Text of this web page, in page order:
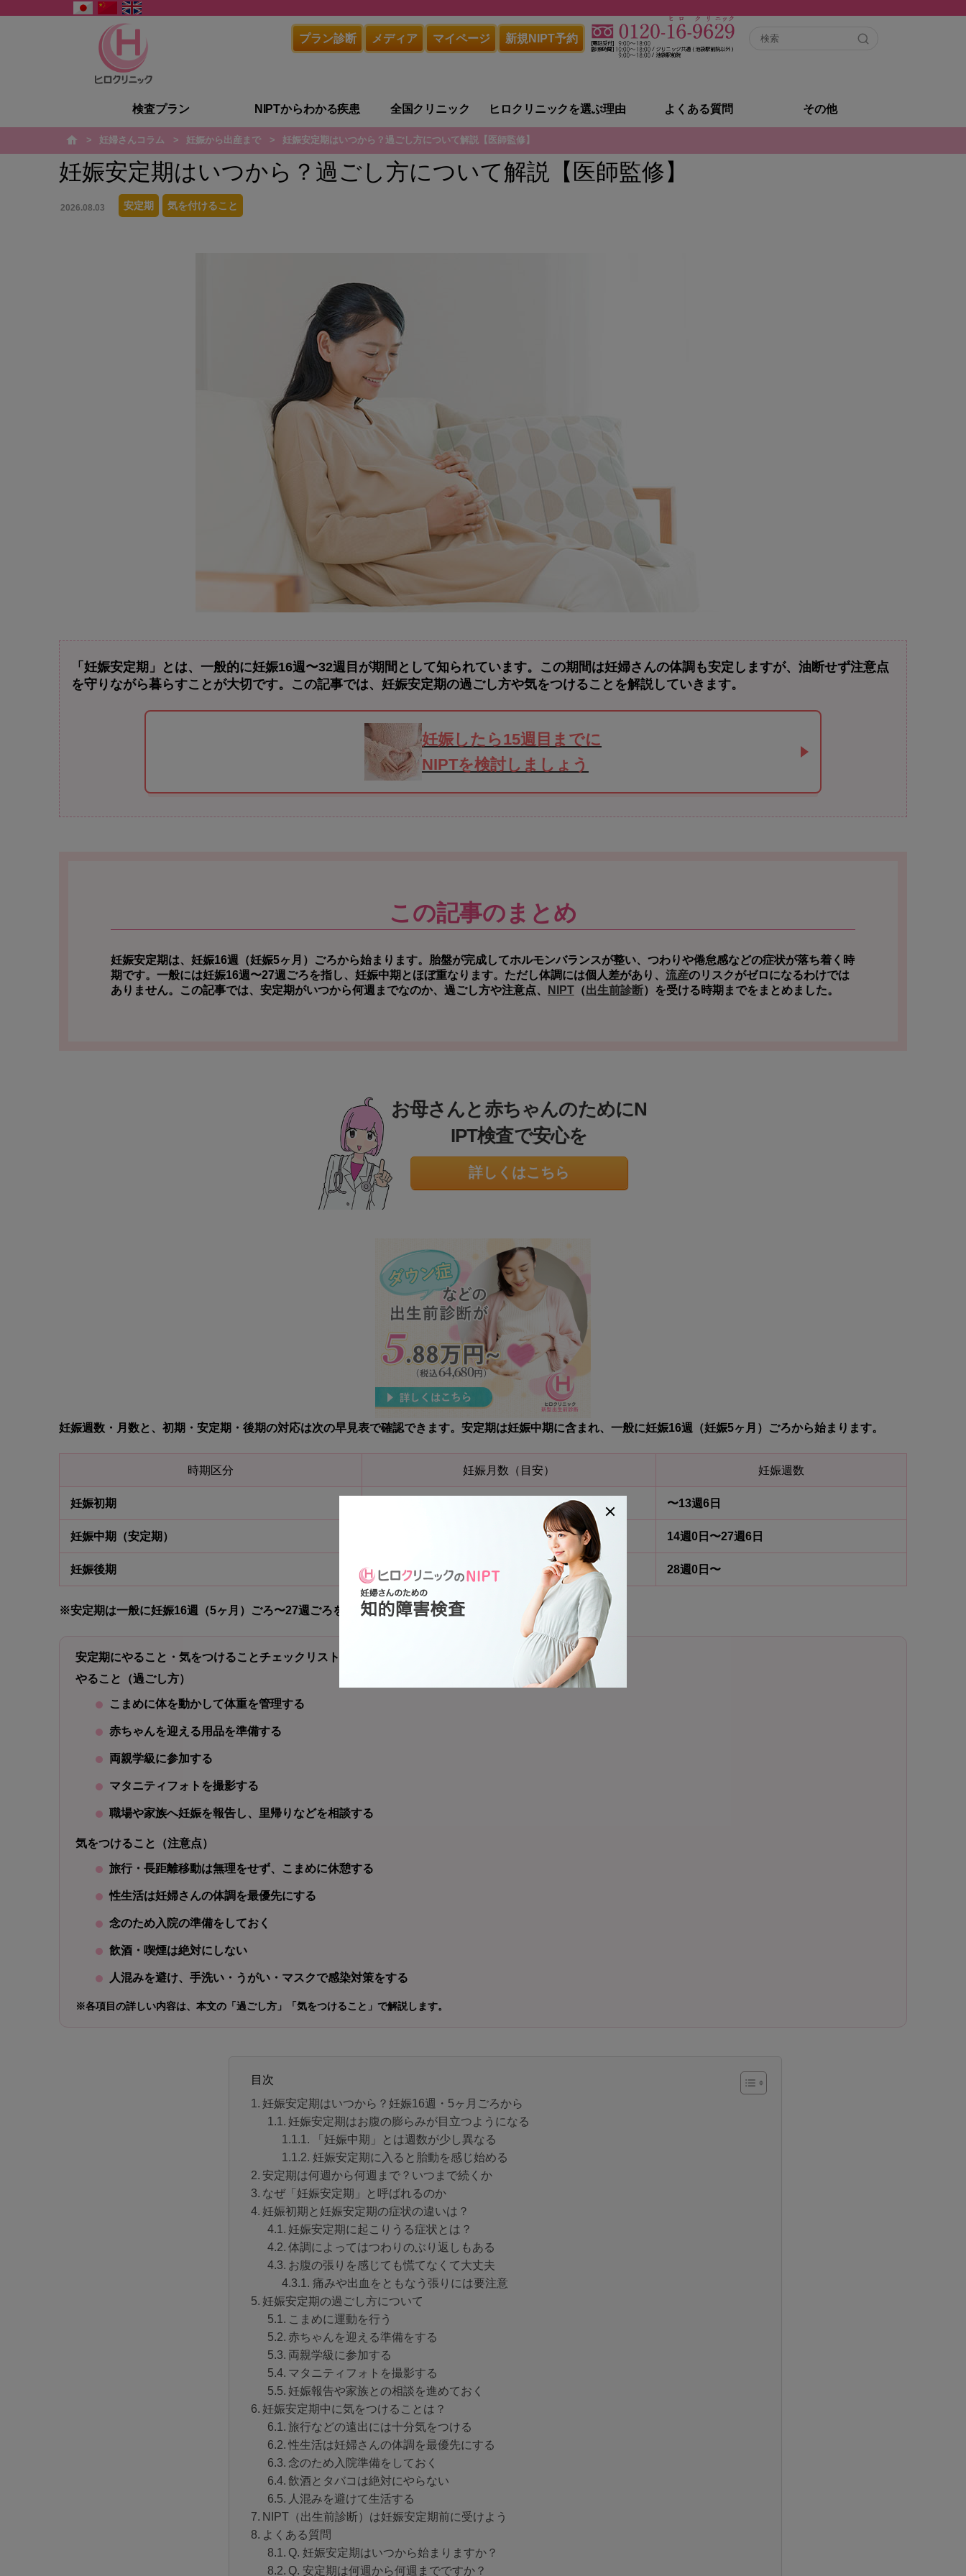
プラン診断 メディア マイページ 新規NIPT予約
検査プラン NIPTからわかる疾患 全国クリニック ヒロクリニックを選ぶ理由 よくある質問 その他
h
m
e
妊婦さんコラム 妊娠から出産まで 妊娠安定期はいつから？過ごし方について解説【医師監修】
妊娠安定期はいつから？過ごし方について解説【医師監修】
2026.08.03 安定期 気を付けること
「妊娠安定期」とは、一般的に妊娠16週〜32週目が期間として知られています。この期間は妊婦さんの体調も安定しますが、油断せず注意点
を守りながら暮らすことが大切です。この記事では、妊娠安定期の過ごし方や気をつけることを解説していきます。
妊娠したら15週目までに
NIPTを検討しましょう
この記事のまとめ
妊娠安定期は、妊娠16週（妊娠5ヶ月）ごろから始まります。
胎盤が完成してホルモンバランスが整い、つわりや倦怠感などの症状が落ち着く時
期です。一般には妊娠16週〜27週ごろを指し、妊娠中期とほぼ重なります。ただし体調には個人差があり、 流産のリスクがゼロになるわけでは
ありません。この記事では、安定期がいつから何週までなのか、過ごし方や注意点、
NIPT（出生前診断）を受ける時期までをまとめました。
お母さんと赤ちゃんのためにN
IPT検査で安心を
詳しくはこちら
妊娠週数・月数と、初期・安定期・後期の対応は次の早見表で確認できます。 安定期は妊娠中期に含まれ、一般に妊娠16週（妊娠5ヶ月）ごろから始まります。
時期区分 妊娠月数（目安） 妊娠週数
妊娠初期 〜13週6日
妊娠中期（安定期） 14週0日〜27週6日
妊娠後期 妊娠8〜10ヶ月ごろ 28週0日〜
※安定期は一般に妊娠16週（5ヶ月）ごろ〜27週ごろを指します。月数・週数の対応はおおよその目安です。
安定期にやること・気をつけることチェックリスト
やること（過ごし方）
こまめに体を動かして体重を管理する
赤ちゃんを迎える用品を準備する
両親学級に参加する
マタニティフォトを撮影する
職場や家族へ妊娠を報告し、里帰りなどを相談する
気をつけること（注意点）
旅行・長距離移動は無理をせず、こまめに休憩する
性生活は妊婦さんの体調を最優先にする
念のため入院の準備をしておく
飲酒・喫煙は絶対にしない
人混みを避け、手洗い・うがい・マスクで感染対策をする
※各項目の詳しい内容は、本文の「過ごし方」「気をつけること」で解説します。
目次
妊娠安定期はいつから？妊娠16週・5ヶ月ごろから
妊娠安定期はお腹の膨らみが目立つようになる
「妊娠中期」とは週数が少し異なる
妊娠安定期に入ると胎動を感じ始める
安定期は何週から何週まで？いつまで続くか
なぜ「妊娠安定期」と呼ばれるのか
妊娠初期と妊娠安定期の症状の違いは？
妊娠安定期に起こりうる症状とは？
体調によってはつわりのぶり返しもある
お腹の張りを感じても慌てなくて大丈夫
痛みや出血をともなう張りには要注意
妊娠安定期の過ごし方について
こまめに運動を行う
赤ちゃんを迎える準備をする
両親学級に参加する
マタニティフォトを撮影する
妊娠報告や家族との相談を進めておく
妊娠安定期中に気をつけることは？
旅行などの遠出には十分気をつける
性生活は妊婦さんの体調を最優先にする
念のため入院準備をしておく
飲酒とタバコは絶対にやらない
人混みを避けて生活する
NIPT（出生前診断）は妊娠安定期前に受けよう
よくある質問
Q. 妊娠安定期はいつから始まりますか？
Q. 安定期は何週から何週までですか？